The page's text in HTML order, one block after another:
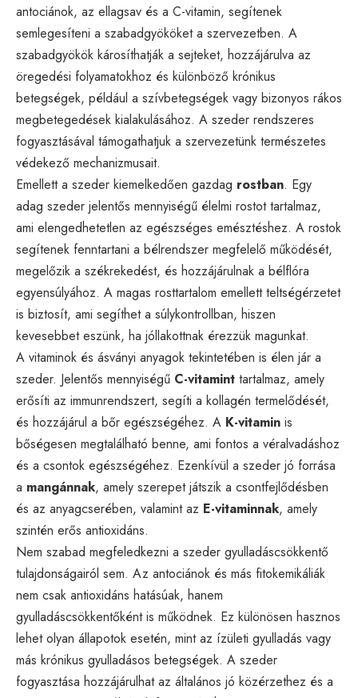
antociánok, az ellagsav és a C-vitamin, segítenek
semlegesíteni a szabadgyököket a szervezetben. A
szabadgyökök károsíthatják a sejteket, hozzájárulva az
öregedési folyamatokhoz és különböző krónikus
betegségek, például a szívbetegségek vagy bizonyos rákos
megbetegedések kialakulásához. A szeder rendszeres
fogyasztásával támogathatjuk a szervezetünk természetes
védekező mechanizmusait.
Emellett a szeder kiemelkedően gazdag rostban. Egy
adag szeder jelentős mennyiségű élelmi rostot tartalmaz,
ami elengedhetetlen az egészséges emésztéshez. A rostok
segítenek fenntartani a bélrendszer megfelelő működését,
megelőzik a székrekedést, és hozzájárulnak a bélflóra
egyensúlyához. A magas rosttartalom emellett teltségérzetet
is biztosít, ami segíthet a súlykontrollban, hiszen
kevesebbet eszünk, ha jóllakottnak érezzük magunkat.
A vitaminok és ásványi anyagok tekintetében is élen jár a
szeder. Jelentős mennyiségű C-vitamint tartalmaz, amely
erősíti az immunrendszert, segíti a kollagén termelődését,
és hozzájárul a bőr egészségéhez. A K-vitamin is
bőségesen megtalálható benne, ami fontos a véralvadáshoz
és a csontok egészségéhez. Ezenkívül a szeder jó forrása
a mangánnak, amely szerepet játszik a csontfejlődésben
és az anyagcserében, valamint az E-vitaminnak, amely
szintén erős antioxidáns.
Nem szabad megfeledkezni a szeder gyulladáscsökkentő
tulajdonságairól sem. Az antociánok és más fitokemikáliák
nem csak antioxidáns hatásúak, hanem
gyulladáscsökkentőként is működnek. Ez különösen hasznos
lehet olyan állapotok esetén, mint az ízületi gyulladás vagy
más krónikus gyulladásos betegségek. A szeder
fogyasztása hozzájárulhat az általános jó közérzethez és a